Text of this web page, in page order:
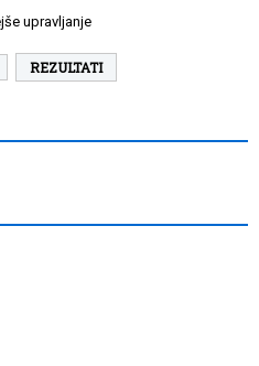
upravljanje
REZULTATI